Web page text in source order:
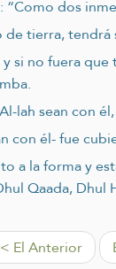
dos
tierra,
si no fuera
lah sean
con él- fue
a la forma y
Qaada, Dhul
< El Anterior